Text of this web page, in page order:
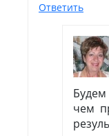
Ответить
чем